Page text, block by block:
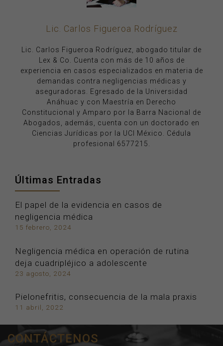
Lic. Carlos Figueroa Rodríguez
Lic. Carlos Figueroa Rodríguez, abogado titular de
Lex & Co. Cuenta con más de 10 años de
experiencia en casos especializados en materia de
demandas contra negligencias médicas y
aseguradoras. Egresado de la Universidad
Anáhuac y con Maestría en Derecho
Constitucional y Amparo por la Barra Nacional de
Abogados, además, cuenta con un doctorado en
Ciencias Jurídicas por la UCI México. Cédula
profesional 6577215.
Últimas Entradas
El papel de la evidencia en casos de
negligencia médica
15 febrero, 2024
Negligencia médica en operación de rutina
deja cuadripléjico a adolescente
23 agosto, 2024
Pielonefritis, consecuencia de la mala praxis
11 abril, 2022
CONTÁCTENOS